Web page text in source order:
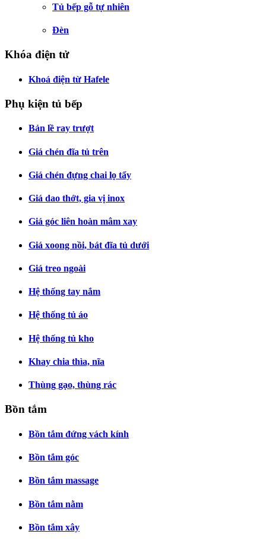
Tủ bếp gỗ tự nhiên
Đèn
Khóa điện tử
Khoá điện từ Hafele
Phụ kiện tủ bếp
Bản lề ray trượt
Giá chén đĩa tủ trên
Giá chén đựng chai lọ tẩy
Giá dao thớt, gia vị inox
Giá góc liên hoàn mâm xay
Giá xoong nồi, bát đĩa tủ dưới
Giá treo ngoài
Hệ thống tay nắm
Hệ thống tủ áo
Hệ thống tủ kho
Khay chia thìa, nĩa
Thùng gạo, thùng rác
Bồn tắm
Bồn tắm đứng vách kính
Bồn tắm góc
Bồn tắm massage
Bồn tắm nằm
Bồn tắm xây